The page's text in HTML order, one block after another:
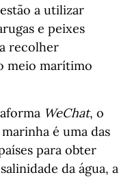
a utilizar
e peixes
recolher
meio marítimo
WeChat, o
é uma das
para obter
da água, a